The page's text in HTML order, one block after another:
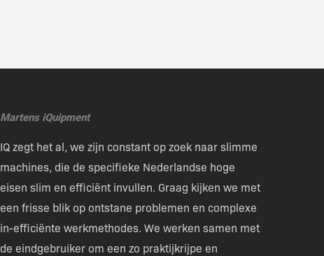
Martens iQuipment
IQ zegt het al, we zijn constant op zoek naar slimme
machines, die de specifieke Nederlandse hoge
eisen slim en efficiënt invullen. Graag kijken we met
een frisse blik op ontstane problemen en complexe
in-efficiënte werkmethodes. We werken samen met
de eindgebruiker om een zo praktijkrijpe en